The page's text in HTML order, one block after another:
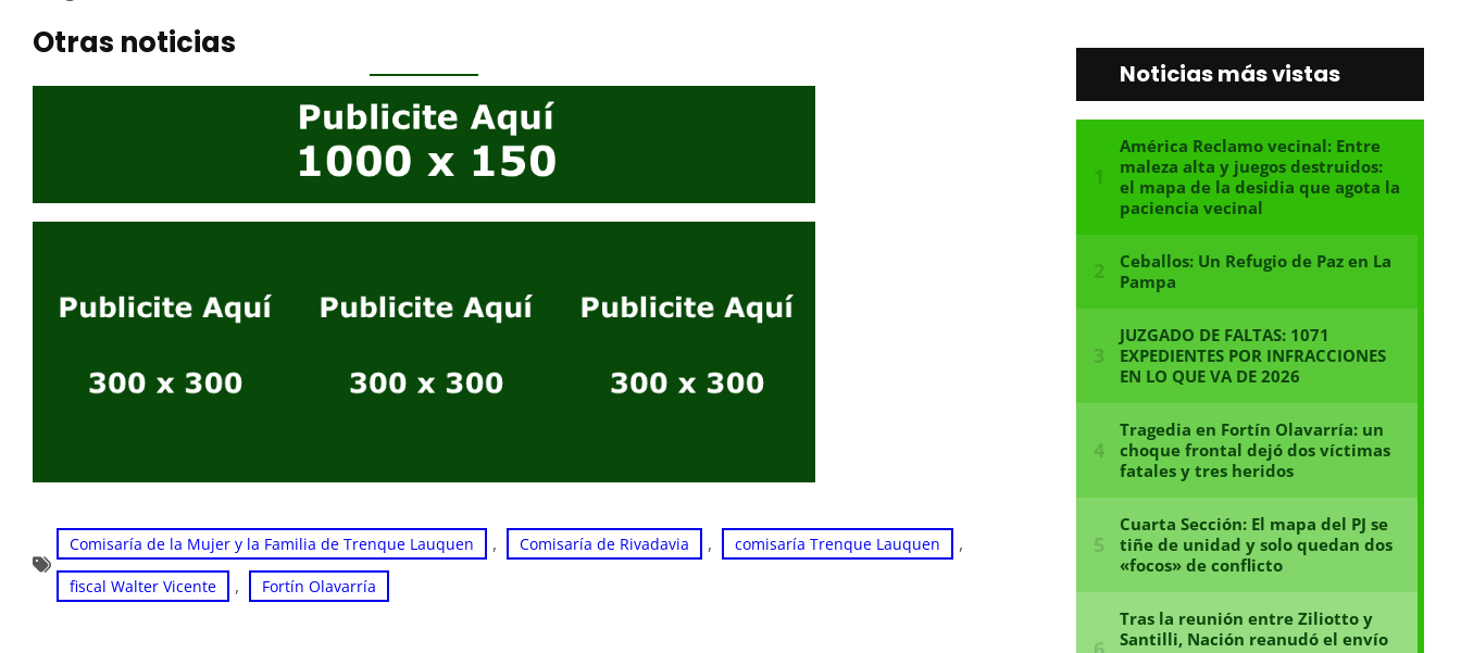
Otras noticias
Comisaría de la Mujer y la Familia de Trenque Lauquen , Comisaría de Rivadavia , comisaría Trenque Lauquen ,
fiscal Walter Vicente , Fortín Olavarría
Noticias más vistas